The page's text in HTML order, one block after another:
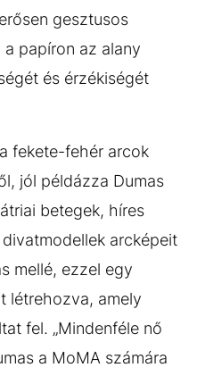
gesztusos
papíron az alany
és érzékiségét
fekete-fehér arcok
jól példázza Dumas
betegek, híres
arcképeit
mellé, ezzel egy
létrehozva, amely
fel. „Mindenféle nő
a MoMA számára